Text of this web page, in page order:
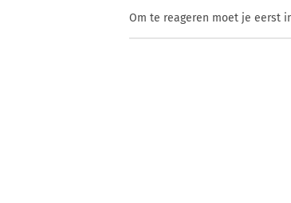
Om te reageren moet je eerst